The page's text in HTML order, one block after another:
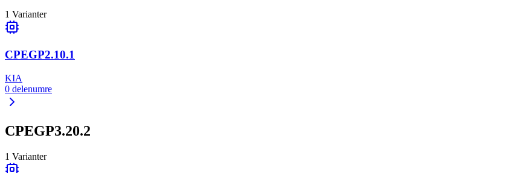
1 Varianter
CPEGP2.10.1
KIA
0 delenumre
CPEGP3.20.2
1 Varianter